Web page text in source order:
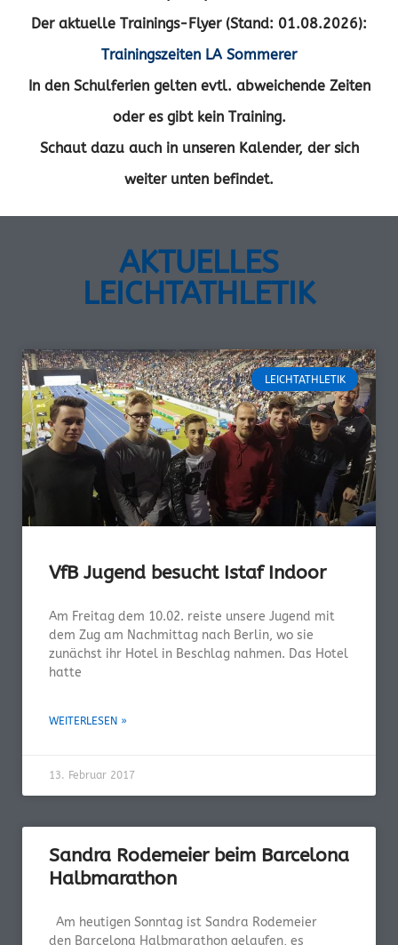
Der aktuelle Trainings-Flyer (Stand: 01.08.2026):
Trainingszeiten LA Sommerer
In den Schulferien gelten evtl. abweichende Zeiten
oder es gibt kein Training.
Schaut dazu auch in unseren Kalender, der sich
weiter unten befindet.
AKTUELLES
LEICHTATHLETIK
LEICHTATHLETIK
VfB Jugend besucht Istaf Indoor
Am Freitag dem 10.02. reiste unsere Jugend mit
dem Zug am Nachmittag nach Berlin, wo sie
zunächst ihr Hotel in Beschlag nahmen. Das Hotel
hatte
WEITERLESEN »
13. Februar 2017
Sandra Rodemeier beim Barcelona
Halbmarathon
Am heutigen Sonntag ist Sandra Rodemeier
den Barcelona Halbmarathon gelaufen, es